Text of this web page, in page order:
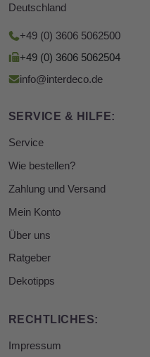
Deutschland
+49 (0) 3606 5062500
+49 (0) 3606 5062504
info@interdeco.de
SERVICE & HILFE:
Service
Wie bestellen?
Zahlung und Versand
Mein Konto
Über uns
Ratgeber
Dekotipps
RECHTLICHES:
Impressum